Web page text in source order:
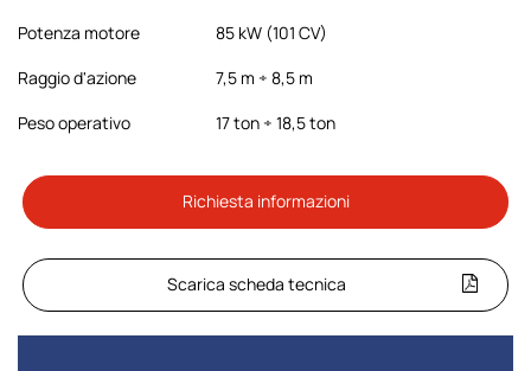
Potenza motore
85 kW (101 CV)
Raggio d'azione
7,5 m ÷ 8,5 m
Peso operativo
17 ton ÷ 18,5 ton
Richiesta informazioni
Scarica scheda tecnica